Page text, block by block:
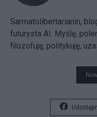
Sarmatolibertarianin,
futurysta AI. Myślę,
filozofuję, politykuję,